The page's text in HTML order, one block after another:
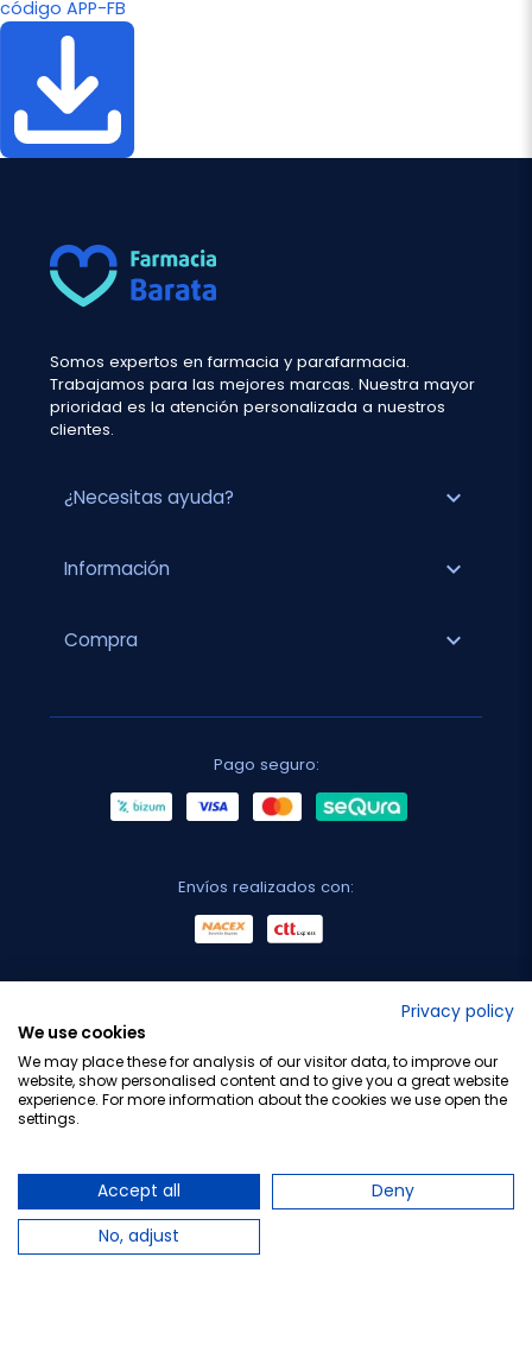
código APP-FB
Somos expertos en farmacia y parafarmacia.
Trabajamos para las mejores marcas. Nuestra mayor
prioridad es la atención personalizada a nuestros
clientes.
¿Necesitas ayuda? expand_more
Información expand_more
Compra expand_more
Pago seguro:
Envíos realizados con:
Privacy policy
We use cookies
We may place these for analysis of our visitor data, to improve our
website, show personalised content and to give you a great website
experience. For more information about the cookies we use open the
settings.
Accept all
Deny
No, adjust